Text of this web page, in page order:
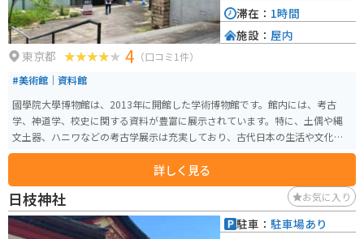
東京都 4 （口コミ1件）
#美術館｜資料館
國學院大學博物館は、2013年に開館した学術博物館です。館内には、考古
学、神道学、校史に関する資料が豊富に展示されています。特に、土偶や縄
文土器、ハニワなどの考古学展示は充実しており、古代日本の生活や文化を
深く理解することができます。また、神道をテーマにした展示では、珍しい
神具や祭祀の道具が紹介され、日本の宗教文化を学ぶことができます。さら
に、企画展も年に5,6回開催されており、訪れるたびに新しい発見がありま
す。静かで落ち着いた環境の中で、日本の歴史と文化をじっくりと楽しむこ
とができるスポットです。
詳しく見る
滞在： 1時間
施設： 屋内
日枝神社 お気に入り
駐車： 駐車場あり